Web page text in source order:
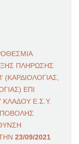
ΠΛΗΡΩΣΗΣ
ΕΠΙ
ΚΛΑΔΟΥ Ε.Σ.Υ.
23/09/2021